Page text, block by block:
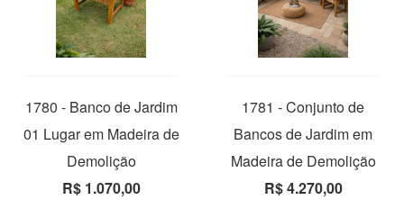
1780 - Banco de Jardim
01 Lugar em Madeira de
Demolição
R$ 1.070,00
1781 - Conjunto de
Bancos de Jardim em
Madeira de Demolição
R$ 4.270,00